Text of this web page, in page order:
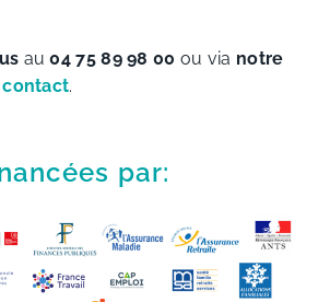
au04 75 89 98 00 ou via notre
.
par: